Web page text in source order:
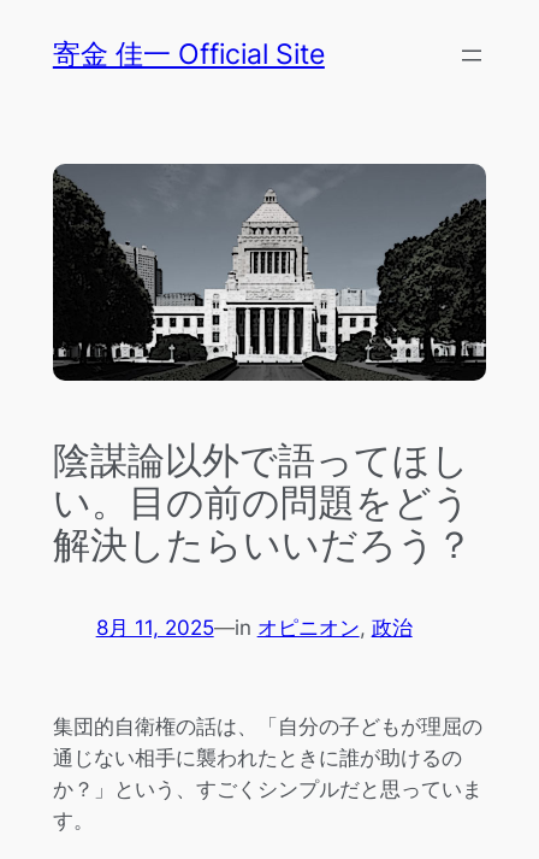
寄金 佳一 Official Site
陰謀論以外で語ってほし
い。目の前の問題をどう
解決したらいいだろう？
8月 11, 2025—in オピニオン, 政治
集団的自衛権の話は、「自分の子どもが理屈の
通じない相手に襲われたときに誰が助けるの
か？」という、すごくシンプルだと思っていま
す。